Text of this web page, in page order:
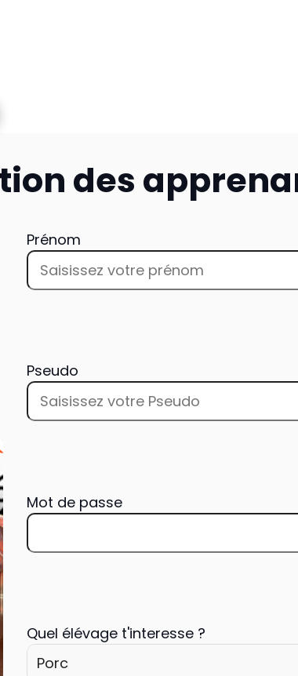
des
Prénom
Pseudo
Mot de passe
Quel élévage t'interesse ?
Porc